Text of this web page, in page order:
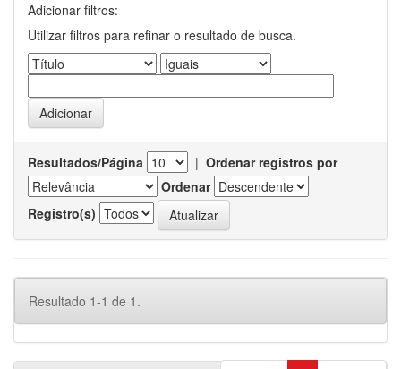
Adicionar filtros:
Utilizar filtros para refinar o resultado de busca.
Resultados/Página | Ordenar registros por
Ordenar
Registro(s)
Resultado 1-1 de 1.